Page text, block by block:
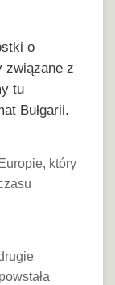
o
związane z
tu
Bułgarii.
który